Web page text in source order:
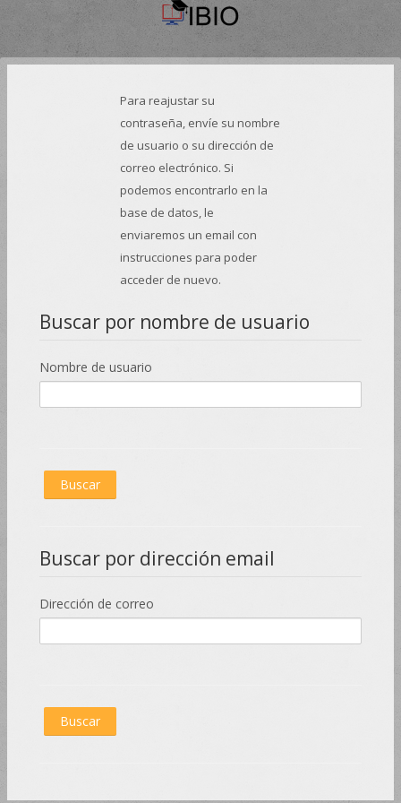
Salta al contenido principal
Para reajustar su
contraseña, envíe su nombre
de usuario o su dirección de
correo electrónico. Si
podemos encontrarlo en la
base de datos, le
enviaremos un email con
instrucciones para poder
acceder de nuevo.
Buscar por nombre de usuario
Nombre de usuario
Buscar por dirección email
Dirección de correo